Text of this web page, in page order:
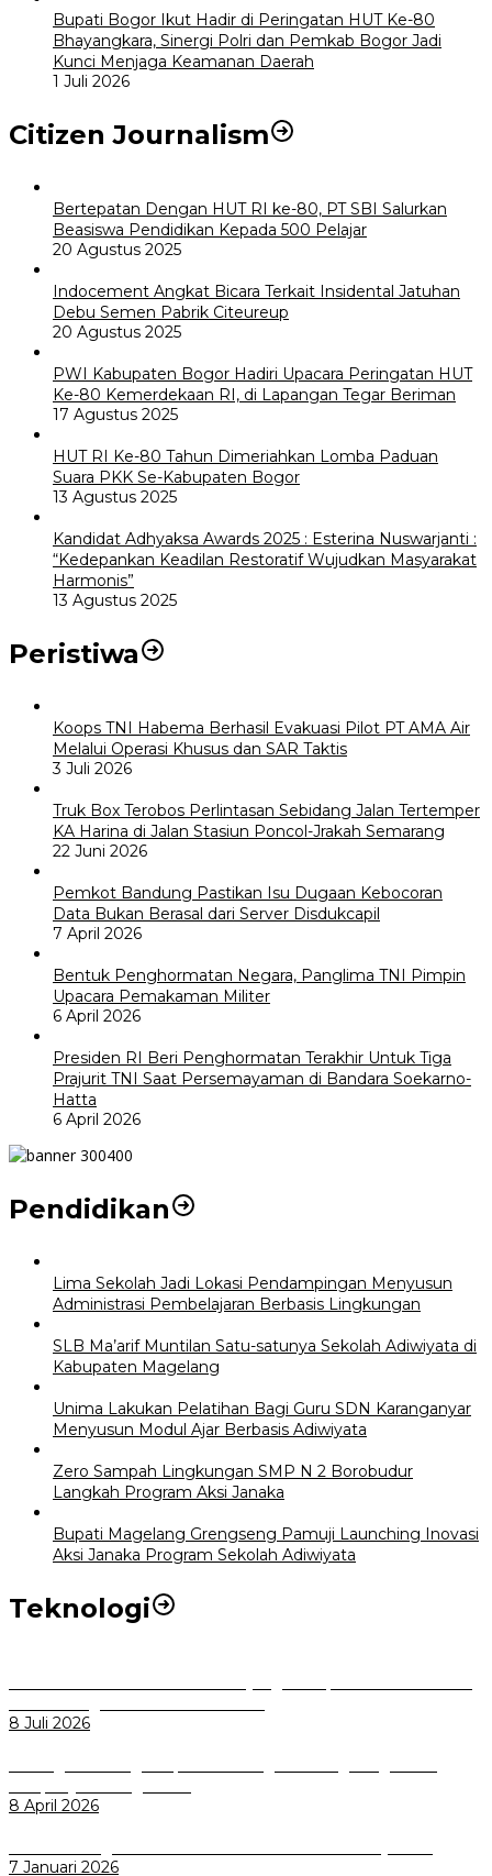
Bupati Bogor Ikut Hadir di Peringatan HUT Ke-80
Bhayangkara, Sinergi Polri dan Pemkab Bogor Jadi
Kunci Menjaga Keamanan Daerah
1 Juli 2026
Citizen Journalism
Bertepatan Dengan HUT RI ke-80, PT SBI Salurkan
Beasiswa Pendidikan Kepada 500 Pelajar
20 Agustus 2025
Indocement Angkat Bicara Terkait Insidental Jatuhan
Debu Semen Pabrik Citeureup
20 Agustus 2025
PWI Kabupaten Bogor Hadiri Upacara Peringatan HUT
Ke-80 Kemerdekaan RI, di Lapangan Tegar Beriman
17 Agustus 2025
HUT RI Ke-80 Tahun Dimeriahkan Lomba Paduan
Suara PKK Se-Kabupaten Bogor
13 Agustus 2025
Kandidat Adhyaksa Awards 2025 : Esterina Nuswarjanti :
“Kedepankan Keadilan Restoratif Wujudkan Masyarakat
Harmonis”
13 Agustus 2025
Peristiwa
Koops TNI Habema Berhasil Evakuasi Pilot PT AMA Air
Melalui Operasi Khusus dan SAR Taktis
3 Juli 2026
Truk Box Terobos Perlintasan Sebidang Jalan Tertemper
KA Harina di Jalan Stasiun Poncol-Jrakah Semarang
22 Juni 2026
Pemkot Bandung Pastikan Isu Dugaan Kebocoran
Data Bukan Berasal dari Server Disdukcapil
7 April 2026
Bentuk Penghormatan Negara, Panglima TNI Pimpin
Upacara Pemakaman Militer
6 April 2026
Presiden RI Beri Penghormatan Terakhir Untuk Tiga
Prajurit TNI Saat Persemayaman di Bandara Soekarno-
Hatta
6 April 2026
Pendidikan
Lima Sekolah Jadi Lokasi Pendampingan Menyusun
Administrasi Pembelajaran Berbasis Lingkungan
SLB Ma’arif Muntilan Satu-satunya Sekolah Adiwiyata di
Kabupaten Magelang
Unima Lakukan Pelatihan Bagi Guru SDN Karanganyar
Menyusun Modul Ajar Berbasis Adiwiyata
Zero Sampah Lingkungan SMP N 2 Borobudur
Langkah Program Aksi Janaka
Bupati Magelang Grengseng Pamuji Launching Inovasi
Aksi Janaka Program Sekolah Adiwiyata
Teknologi
8 Juli 2026
8 April 2026
7 Januari 2026